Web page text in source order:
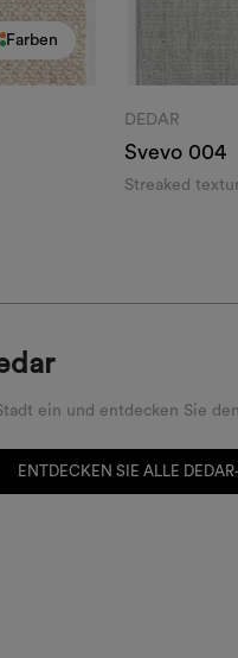
Farben
DEDAR
Svevo 004
Streaked
ein und entdecken Sie
ENTDECKEN SIE ALLE